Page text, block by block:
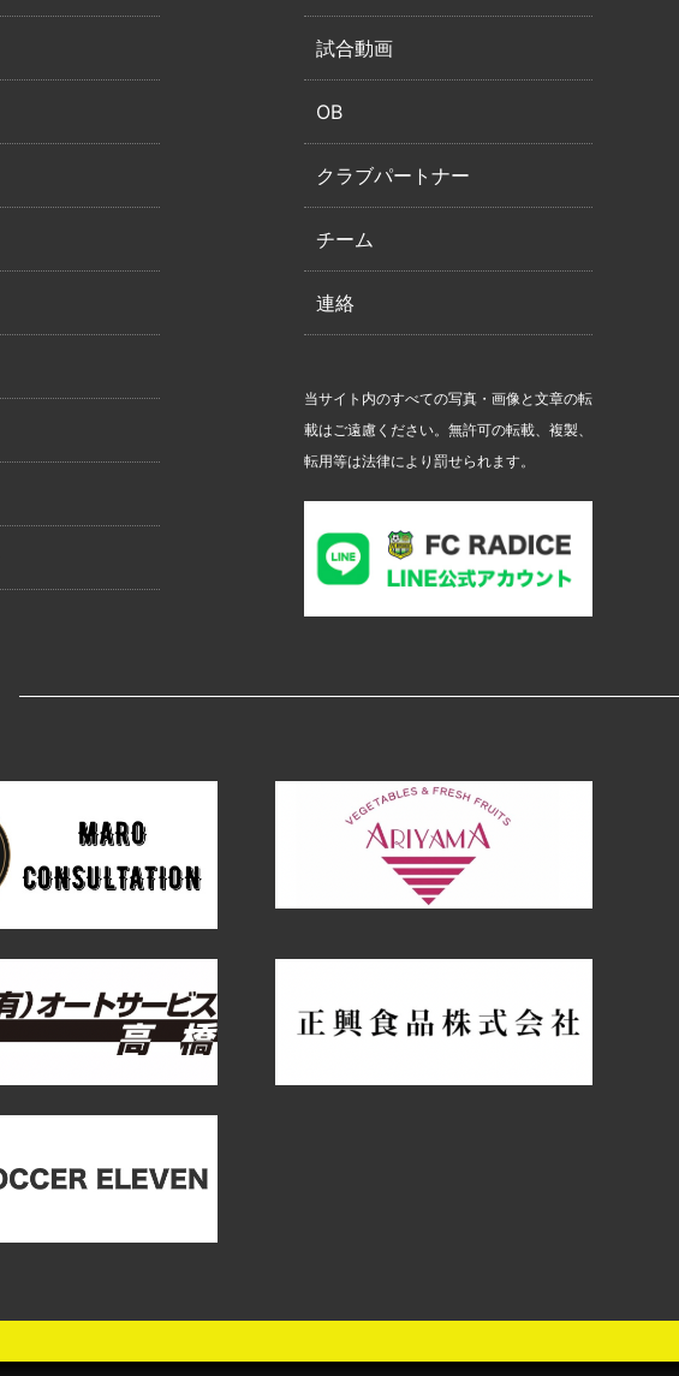
試合動画
OB
クラブパートナー
チーム
連絡
当サイト内のすべての写真・画像と文章の転
載はご遠慮ください。無許可の転載、複製、
転用等は法律により罰せられます。